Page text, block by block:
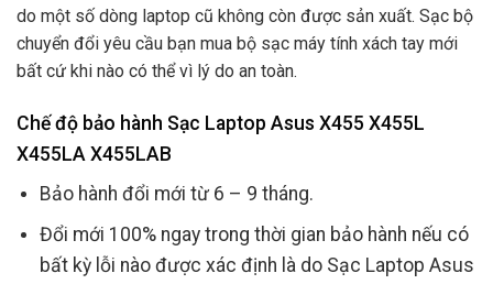
do một số dòng laptop cũ không còn được sản xuất. Sạc bộ
chuyển đổi yêu cầu bạn mua bộ sạc máy tính xách tay mới
bất cứ khi nào có thể vì lý do an toàn.
Chế độ bảo hành Sạc Laptop Asus X455 X455L
X455LA X455LAB
Bảo hành đổi mới từ 6 – 9 tháng.
Đổi mới 100% ngay trong thời gian bảo hành nếu có
bất kỳ lỗi nào được xác định là do Sạc Laptop Asus